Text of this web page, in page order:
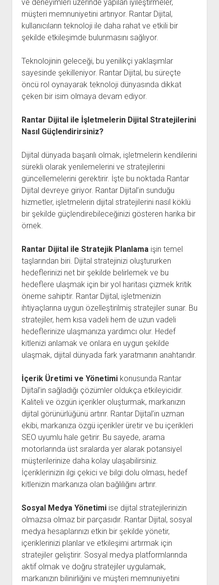
ve deneyimleri üzerinde yapılan iyileştirmeler,
müşteri memnuniyetini artırıyor. Rantar Dijital,
kullanıcıların teknoloji ile daha rahat ve etkili bir
şekilde etkileşimde bulunmasını sağlıyor.
Teknolojinin geleceği, bu yenilikçi yaklaşımlar
sayesinde şekilleniyor. Rantar Dijital, bu süreçte
öncü rol oynayarak teknoloji dünyasında dikkat
çeken bir isim olmaya devam ediyor.
Rantar Dijital ile İşletmelerin Dijital Stratejilerini
Nasıl Güçlendirirsiniz?
Dijital dünyada başarılı olmak, işletmelerin kendilerini
sürekli olarak yenilemelerini ve stratejilerini
güncellemelerini gerektirir. İşte bu noktada Rantar
Dijital devreye giriyor. Rantar Dijital’in sunduğu
hizmetler, işletmelerin dijital stratejilerini nasıl köklü
bir şekilde güçlendirebileceğinizi gösteren harika bir
örnek.
Rantar Dijital ile Stratejik Planlamaişin temel
taşlarından biri. Dijital stratejinizi oluştururken
hedeflerinizi net bir şekilde belirlemek ve bu
hedeflere ulaşmak için bir yol haritası çizmek kritik
öneme sahiptir. Rantar Dijital, işletmenizin
ihtiyaçlarına uygun özelleştirilmiş stratejiler sunar. Bu
stratejiler, hem kısa vadeli hem de uzun vadeli
hedeflerinize ulaşmanıza yardımcı olur. Hedef
kitlenizi anlamak ve onlara en uygun şekilde
ulaşmak, dijital dünyada fark yaratmanın anahtarıdır.
İçerik Üretimi ve Yönetimikonusunda Rantar
Dijital’in sağladığı çözümler oldukça etkileyicidir.
Kaliteli ve özgün içerikler oluşturmak, markanızın
dijital görünürlüğünü artırır. Rantar Dijital’in uzman
ekibi, markanıza özgü içerikler üretir ve bu içerikleri
SEO uyumlu hale getirir. Bu sayede, arama
motorlarında üst sıralarda yer alarak potansiyel
müşterilerinize daha kolay ulaşabilirsiniz.
İçeriklerinizin ilgi çekici ve bilgi dolu olması, hedef
kitlenizin markanıza olan bağlılığını artırır.
Sosyal Medya Yönetimiise dijital stratejilerinizin
olmazsa olmaz bir parçasıdır. Rantar Dijital, sosyal
medya hesaplarınızı etkin bir şekilde yönetir,
içeriklerinizi planlar ve etkileşimi artırmak için
stratejiler geliştirir. Sosyal medya platformlarında
aktif olmak ve doğru stratejiler uygulamak,
markanızın bilinirliğini ve müşteri memnuniyetini